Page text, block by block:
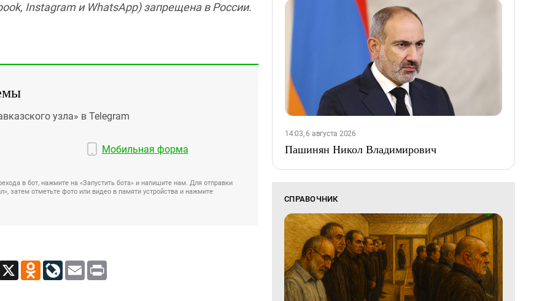
Instagram и WhatsApp) запрещена в России.
узла» в Telegram
Мобильная форма
в бот, нажмите на «Запустить бота» и напишите нам. Для отправки
затем отметьте фото или видео в памяти устройства и нажмите
X Odnoklassniki
LiveJournal
Email
14:03, 6 августа 2026
Пашинян Никол Владимирович
СПРАВОЧНИК